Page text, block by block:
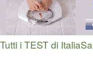
Tutti i TEST di